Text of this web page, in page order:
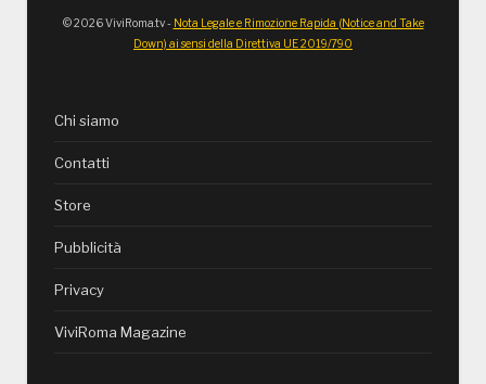
© 2026 ViviRoma.tv - Nota Legale e Rimozione Rapida (Notice and Take
Down) ai sensi della Direttiva UE 2019/790
Chi siamo
Contatti
Store
Pubblicità
Privacy
ViviRoma Magazine